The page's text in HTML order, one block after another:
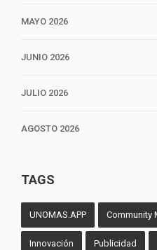
MAYO 2026
JUNIO 2026
JULIO 2026
AGOSTO 2026
TAGS
UNOMAS.APP Community
Innovación Publicidad